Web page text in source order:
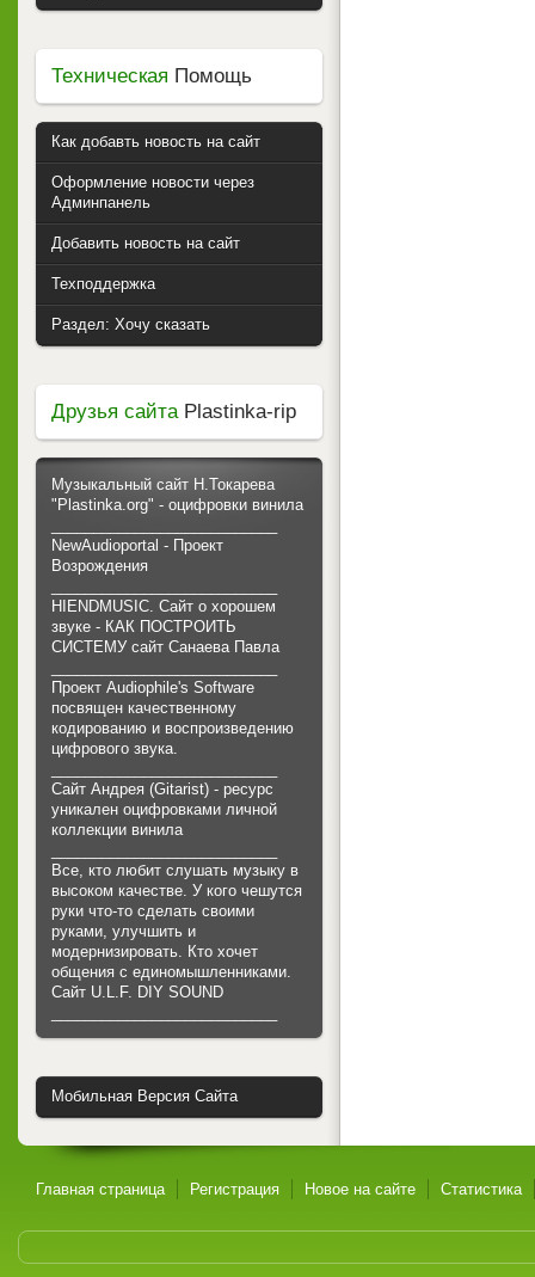
Техническая Помощь
Как добавть новость на сайт
Оформление новости через
Админпанель
Добавить новость на сайт
Техподдержка
Раздел: Хочу сказать
Друзья сайтаPlastinka-rip
Музыкальный сайт Н.Токарева
"Plastinka.org" - оцифровки винила
NewAudioportal - Проект
Возрождения
HIENDMUSIC. Сайт о хорошем
звуке - КАК ПОСТРОИТЬ
СИСТЕМУ сайт Санаева Павла
Проект Audiophile's Software
посвящен качественному
кодированию и воспроизведению
цифрового звука.
Сайт Андрея (Gitarist) - ресурс
уникален оцифровками личной
коллекции винила
Все, кто любит слушать музыку в
высоком качестве. У кого чешутся
руки что-то сделать своими
руками, улучшить и
модернизировать. Кто хочет
общения с единомышленниками.
Cайт U.L.F. DIY SOUND
Мобильная Версия Сайта
Главная страница Регистрация Новое на сайте Статистика